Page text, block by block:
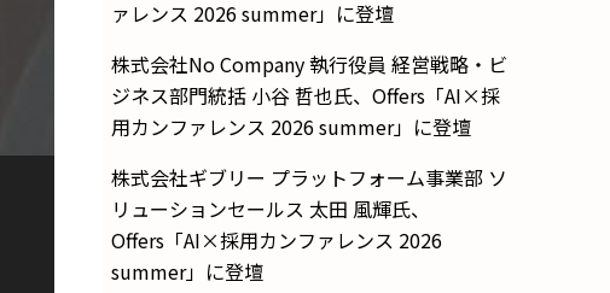
ァレンス 2026 summer」に登壇
株式会社No Company 執行役員 経営戦略・ビ
ジネス部門統括 小谷 哲也氏、Offers「AI×採
用カンファレンス 2026 summer」に登壇
株式会社ギブリー プラットフォーム事業部 ソ
リューションセールス 太田 風輝氏、
Offers「AI×採用カンファレンス 2026
summer」に登壇